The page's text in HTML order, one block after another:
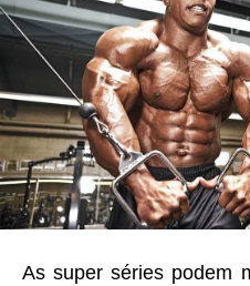
As super séries podem